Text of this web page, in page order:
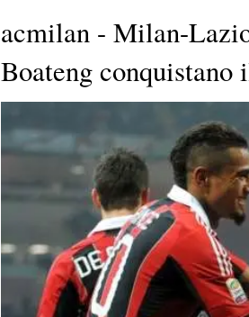
acmilan - Milan-
Boateng conquistano